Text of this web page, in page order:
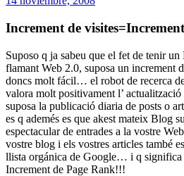
Increment de
Suposo q ja sabeu que el fet de tenir
flamant Web 2.0, suposa un
doncs molt fácil… el robot de recerca
valora molt positivament l’
suposa la publicació diaria de posts o
es q ademés es que akest mateix Blog
espectacular de entrades a la vostre
vostre blog i els vostres articles també
llista orgánica de Google… i q
Increment de Page Rank!!!